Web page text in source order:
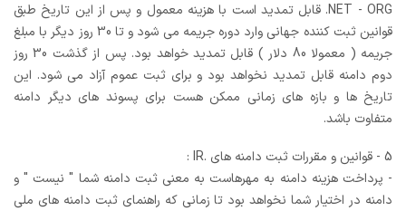
.NET - ORG قابل تمدید است با هزینه معمول و پس از این تاریخ طبق
قوانین ثبت کننده جهانی وارد دوره جریمه می شود و تا 30 روز دیگر با مبلغ
جریمه ( معمولا 80 دلار ) قابل تمدید خواهد بود. پس از گذشت 30 روز
دوم دامنه قابل تمدید نخواهد بود و برای ثبت عموم آزاد می شود. این
تاریخ ها و بازه های زمانی ممکن هست برای پسوند های دیگر دامنه
متفاوت باشد.
5 - قوانین و مقررات ثبت دامنه های .IR :
- پرداخت هزینه دامنه به مهرهاست به معنی ثبت دامنه شما " نیست " و
دامنه در اختیار شما نخواهد بود تا زمانی که راهنمای ثبت دامنه های ملی